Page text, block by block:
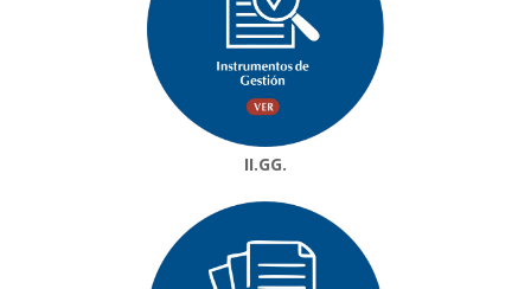
II.GG.